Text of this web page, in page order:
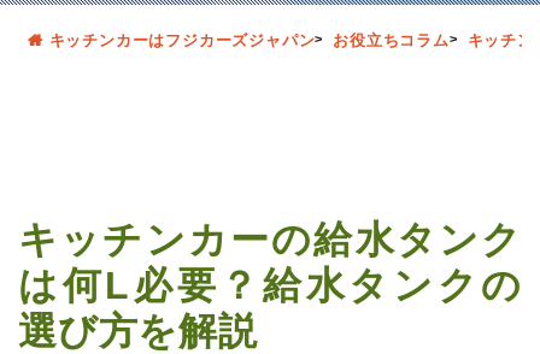
キッチンカーはフジカーズジャパン お役立ちコラム キッチン
キッチンカーの給水タンク
は何L必要？給水タンクの
選び方を解説